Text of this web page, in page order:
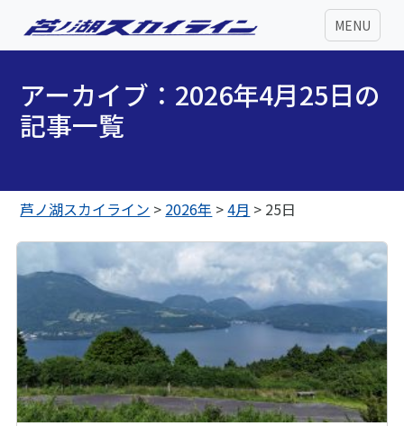
MENU
アーカイブ：2026年4月25日の
記事一覧
芦ノ湖スカイライン > 2026年 >4月 > 25日